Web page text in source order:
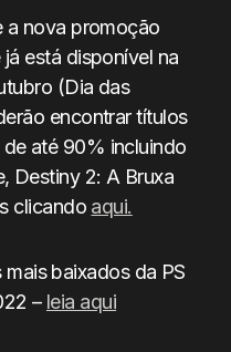
a nova promoção
está disponível na
(Dia das
encontrar títulos
até 90% incluindo
Destiny 2: A Bruxa
clicando aqui.
baixados da PS
– leia aqui